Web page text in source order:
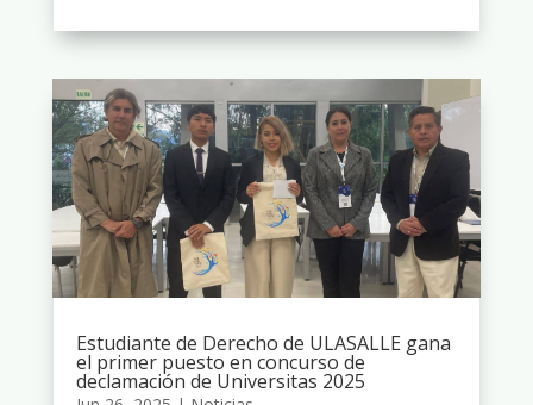
Estudiante de Derecho de ULASALLE gana
el primer puesto en concurso de
declamación de Universitas 2025